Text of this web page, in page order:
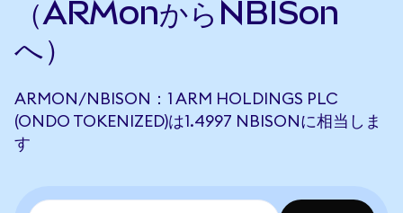
（ARMonからNBISon
へ）
ARMON/NBISON：1 ARM HOLDINGS PLC
(ONDO TOKENIZED)は1.4997 NBISONに相当しま
す